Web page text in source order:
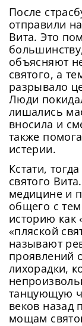
После
отправили
Вита. Это
объясняют
святого, а
разрывало
Люди
лишались
вносила и
также
истерии.
Кстати,
святого
медицине и
общего с
историю как
«пляской
называют
проявлений
лихорадки,
танцующую
веков назад
мощам